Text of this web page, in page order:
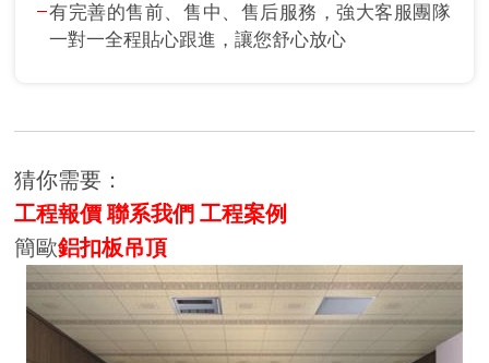
有完善的售前、售中、售后服務，強大客服團隊
一對一全程貼心跟進，讓您舒心放心
猜你需要：
工程報價 聯系我們 工程案例
簡歐鋁扣板吊頂